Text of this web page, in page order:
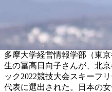
多摩大学経営情報学部（東
生の冨高日向子さんが、北
ック2022競技大会スキーフ
代表に選出された。日本の